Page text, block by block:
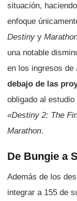
situación,
enfoque
Destiny y
una notable
en los ingresos de
debajo de las
obligado al
«Destiny 2: The
Marathon.
De Bungie a
Además de los
integrar a 155 de